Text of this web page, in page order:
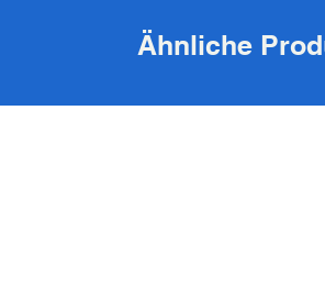
Ähnliche